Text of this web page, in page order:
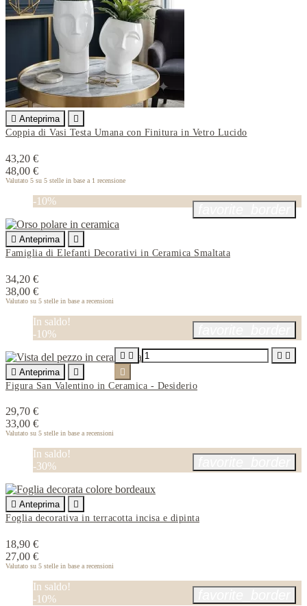
 Anteprima

Coppia di Vasi Testa Umana con Finitura in Vetro Lucido
43,20 €
48,00 €
Valutato 5 su 5 stelle in base a 1 recensione
-10%
 Anteprima

Famiglia di Elefanti Decorativi in Ceramica Smaltata
34,20 €
38,00 €
Valutato su 5 stelle in base a recensioni
In saldo!
-10%
 Anteprima

Figura San Valentino in Ceramica - Desiderio
29,70 €
33,00 €
Valutato su 5 stelle in base a recensioni
   

In saldo!
-30%
 Anteprima

Foglia decorativa in terracotta incisa e dipinta
18,90 €
27,00 €
Valutato su 5 stelle in base a recensioni
In saldo!
-10%